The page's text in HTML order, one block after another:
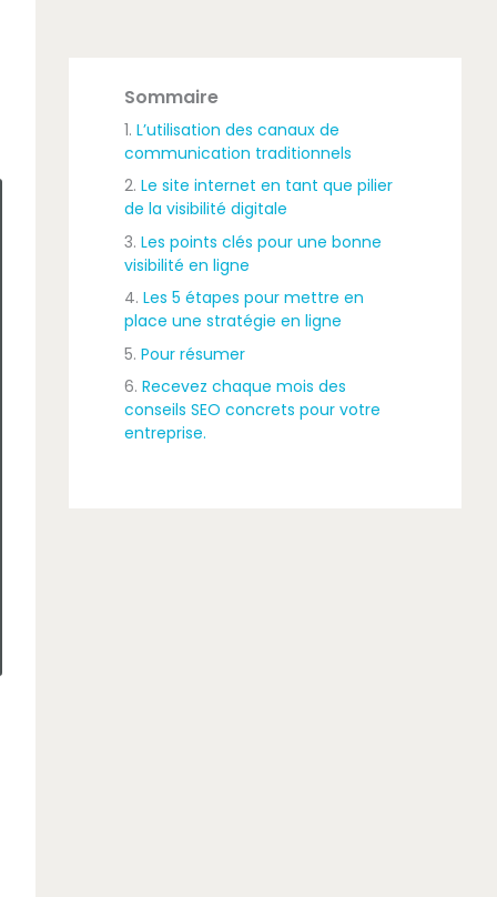
Sommaire
L’utilisation des canaux de
communication traditionnels
Le site internet en tant que pilier
de la visibilité digitale
Les points clés pour une bonne
visibilité en ligne
Les 5 étapes pour mettre en
place une stratégie en ligne
Pour résumer
Recevez chaque mois des
conseils SEO concrets pour votre
entreprise.